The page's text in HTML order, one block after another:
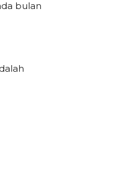
bulan